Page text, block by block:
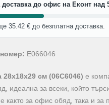
доставка до офис на Еконт над
35.42 € до безплатна доставка.
E066046
28х18х29 см (06C6046) е
идеална за всеки, който
както за офис обяд, така и за